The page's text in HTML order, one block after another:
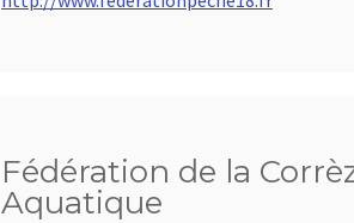
Fédération de la
Aquatique